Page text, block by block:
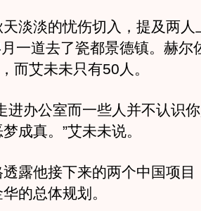
淡的忧伤切入，提及两人
一道去了瓷都景德镇。赫尔
而艾未未只有50人。
办公室而一些人并不认识你
成真。”艾未未说。
他接下来的两个中国项目
的总体规划。